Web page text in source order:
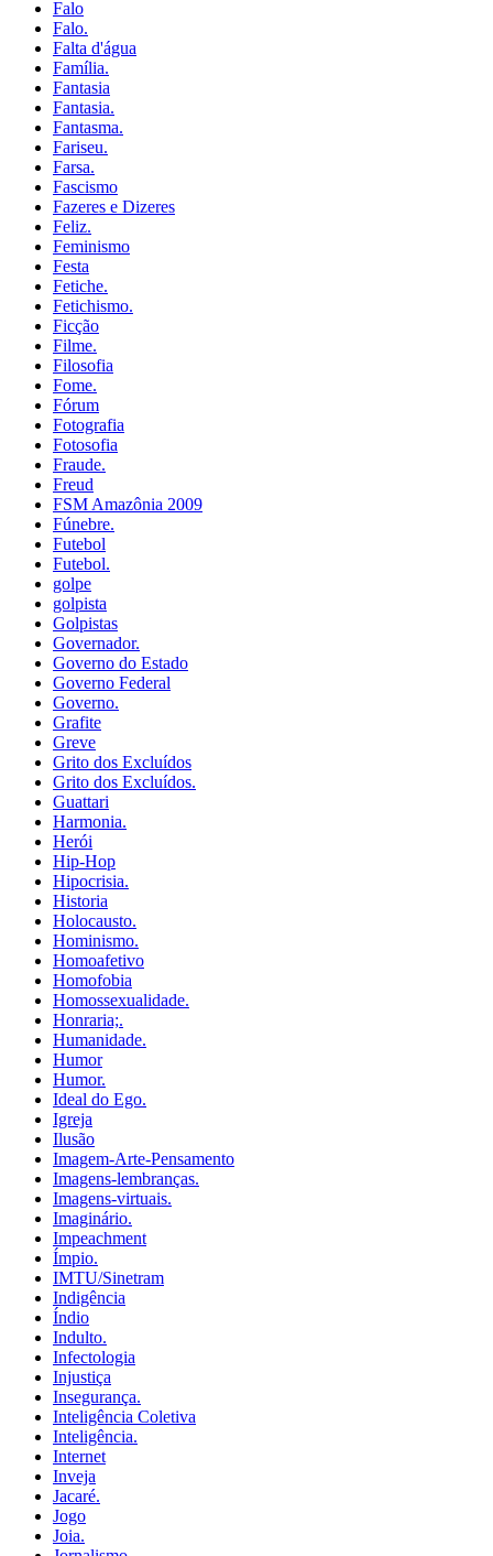
Falo
Falo.
Falta d'água
Família.
Fantasia
Fantasia.
Fantasma.
Fariseu.
Farsa.
Fascismo
Fazeres e Dizeres
Feliz.
Feminismo
Festa
Fetiche.
Fetichismo.
Ficção
Filme.
Filosofia
Fome.
Fórum
Fotografia
Fotosofia
Fraude.
Freud
FSM Amazônia 2009
Fúnebre.
Futebol
Futebol.
golpe
golpista
Golpistas
Governador.
Governo do Estado
Governo Federal
Governo.
Grafite
Greve
Grito dos Excluídos
Grito dos Excluídos.
Guattari
Harmonia.
Herói
Hip-Hop
Hipocrisia.
Historia
Holocausto.
Hominismo.
Homoafetivo
Homofobia
Homossexualidade.
Honraria;.
Humanidade.
Humor
Humor.
Ideal do Ego.
Igreja
Ilusão
Imagem-Arte-Pensamento
Imagens-lembranças.
Imagens-virtuais.
Imaginário.
Impeachment
Ímpio.
IMTU/Sinetram
Indigência
Índio
Indulto.
Infectologia
Injustiça
Insegurança.
Inteligência Coletiva
Inteligência.
Internet
Inveja
Jacaré.
Jogo
Joia.